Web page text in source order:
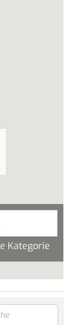
Kategorie